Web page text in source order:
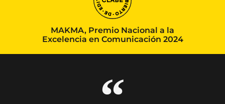
MAKMA, Premio Nacional a la
Excelencia en Comunicación 2024